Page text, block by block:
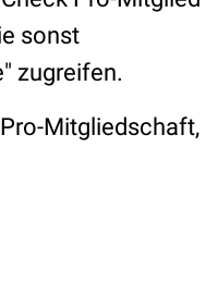
sonst
zugreifen.
Mitgliedschaft,